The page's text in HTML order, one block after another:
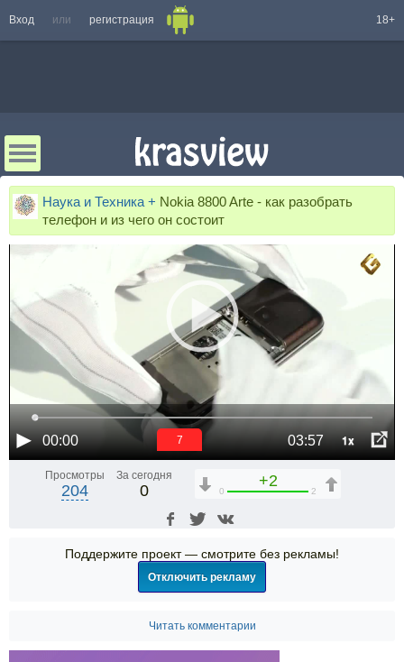
Вход или регистрация 18+
Наука и Техника + Nokia 8800 Arte - как разобрать
телефон и из чего он состоит
00:00 03:57 1x
6
Просмотры
204
За сегодня
0
+2
0 2
Поддержите проект — смотрите без рекламы!
Отключить рекламу
Читать комментарии